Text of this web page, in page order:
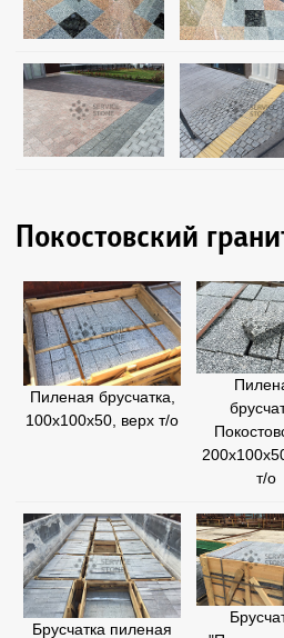
Покостовский
Пиленая брусчатка,
100х100х50, верх т/о
т/о
Брусчатка пиленая